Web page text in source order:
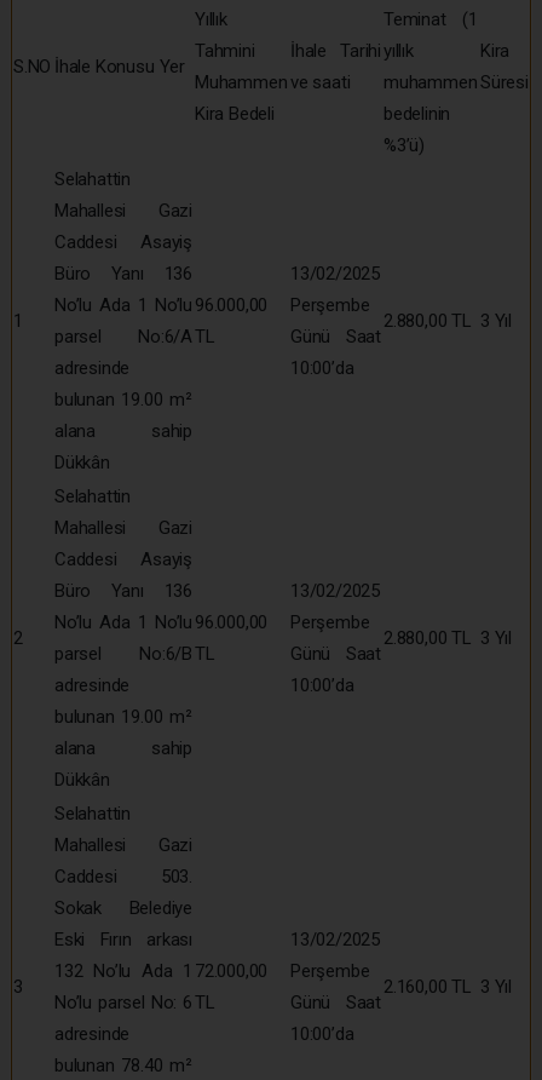
S.NO İhale Konusu Yer
Yıllık
Tahmini
Muhammen
Kira Bedeli
İhale Tarihi
ve saati
Teminat (1
yıllık
muhammen
bedelinin
%3’ü)
Kira
Süresi
1
Selahattin
Mahallesi Gazi
Caddesi Asayiş
Büro Yanı 136
No’lu Ada 1 No’lu
parsel No:6/A
adresinde
bulunan 19.00 m²
alana sahip
Dükkân
96.000,00
TL
13/02/2025
Perşembe
Günü Saat
10:00’da
2.880,00 TL 3 Yıl
2
Selahattin
Mahallesi Gazi
Caddesi Asayiş
Büro Yanı 136
No’lu Ada 1 No’lu
parsel No:6/B
adresinde
bulunan 19.00 m²
alana sahip
Dükkân
96.000,00
TL
13/02/2025
Perşembe
Günü Saat
10:00’da
2.880,00 TL 3 Yıl
3
Selahattin
Mahallesi Gazi
Caddesi 503.
Sokak Belediye
Eski Fırın arkası
132 No’lu Ada 1
No’lu parsel No: 6
adresinde
bulunan 78.40 m²
72.000,00
TL
13/02/2025
Perşembe
Günü Saat
10:00’da
2.160,00 TL 3 Yıl